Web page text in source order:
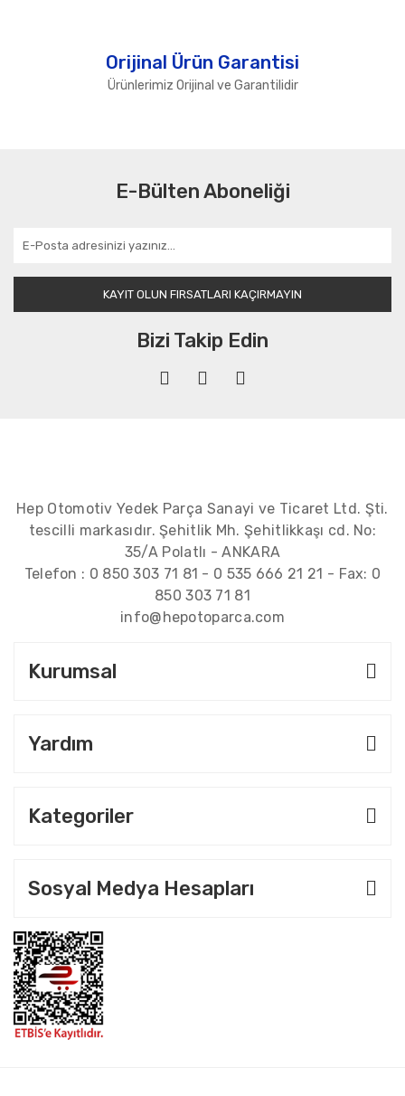
Orijinal Ürün Garantisi
Ürünlerimiz Orijinal ve Garantilidir
E-Bülten Aboneliği
KAYIT OLUN FIRSATLARI KAÇIRMAYIN
Bizi Takip Edin
Hep Otomotiv Yedek Parça Sanayi ve Ticaret Ltd. Şti.
tescilli markasıdır. Şehitlik Mh. Şehitlikkaşı cd. No:
35/A Polatlı - ANKARA
Telefon : 0 850 303 71 81 - 0 535 666 21 21 - Fax: 0
850 303 71 81
info@hepotoparca.com
Kurumsal
Yardım
Kategoriler
Sosyal Medya Hesapları